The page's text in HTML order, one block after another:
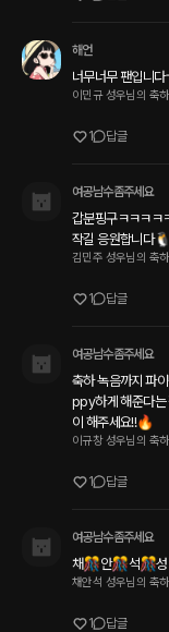
해언
너무너무 팬입니
이민규 성우님의 축
1 답글
여공남수좀주세요
갑분핑구ㅋㅋㅋㅋ
작길 응원합니다
김민주 성우님의 축
1 답글
여공남수좀주세요
축하 녹음까지 파
ppy하게 해준다는
이 해주세요!!🔥
이규창 성우님의 축
1 답글
여공남수좀주세요
채🎊안🎊석🎊
채안석 성우님의 축
1 답글